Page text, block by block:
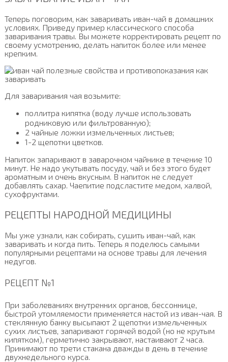
Теперь поговорим, как заваривать иван-чай в домашних
условиях. Приведу пример классического способа
заваривания травы. Вы можете корректировать рецепт по
своему усмотрению, делать напиток более или менее
крепким.
Для заваривания чая возьмите:
поллитра кипятка (воду лучше использовать
родниковую или фильтрованную);
2 чайные ложки измельченных листьев;
1-2 щепотки цветков.
Напиток запаривают в заварочном чайнике в течение 10
минут. Не надо укутывать посуду, чай и без этого будет
ароматным и очень вкусным. В напиток не следует
добавлять сахар. Чаепитие подсластите медом, халвой,
сухофруктами.
РЕЦЕПТЫ НАРОДНОЙ МЕДИЦИНЫ
Мы уже узнали, как собирать, сушить иван-чай, как
заваривать и когда пить. Теперь я поделюсь самыми
популярными рецептами на основе травы для лечения
недугов.
РЕЦЕПТ №1
При заболеваниях внутренних органов, бессоннице,
быстрой утомляемости применяется настой из иван-чая. В
стеклянную банку высыпают 2 щепотки измельченных
сухих листьев, запаривают горячей водой (но не крутым
кипятком), герметично закрывают, настаивают 2 часа.
Принимают по трети стакана дважды в день в течение
двухнедельного курса.